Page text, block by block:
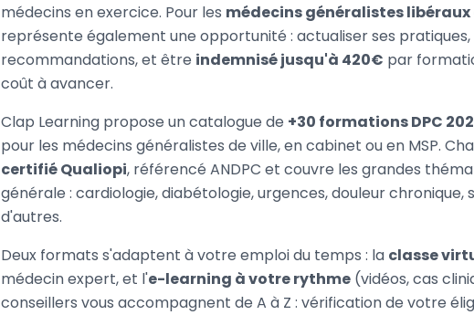
médecins en exercice. Pour les médecins généralistes
représente également une opportunité : actualiser ses
recommandations, et être indemnisé jusqu'à 420€ par
coût à avancer.
Clap Learning propose un catalogue de +30 formations DPC
pour les médecins généralistes de ville, en cabinet ou en MSP.
certifié Qualiopi, référencé ANDPC et couvre les grandes
générale : cardiologie, diabétologie, urgences, douleur
d'autres.
Deux formats s'adaptent à votre emploi du temps : la classe
médecin expert, et l'e-learning à votre rythme (vidéos, cas
conseillers vous accompagnent de A à Z : vérification de votre